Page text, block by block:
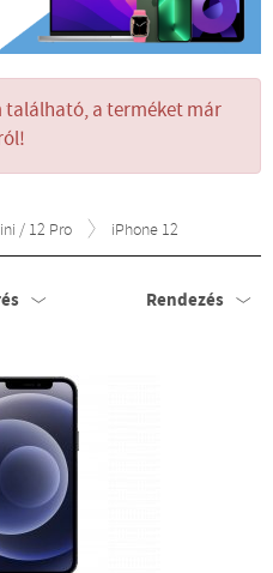
található, a terméket már
/ 12 Pro iPhone 12
Rendezés